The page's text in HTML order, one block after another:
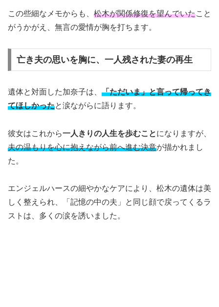
この些細なメモからも、 松木が関係修復を望んでいたこと
がうかがえ、無言の愛情が胸を打ちます。
亡き夫の思いを胸に、一人残された妻の再生
遺体と対面した加奈子は、 「ただいま」と言って帰ってき
てほしかったと涙ながらに語ります。
彼女はこれから一人きりの人生を歩むことになりますが、
夫の温もりを心に抱えながら前へ進む決意が描かれまし
た。
エンジェルハースの細やかなケアにより、松木の遺体は美
しく整えられ、「記憶の中の夫」と同じ顔で戻ってくるラ
ストは、多くの涙を誘いました。